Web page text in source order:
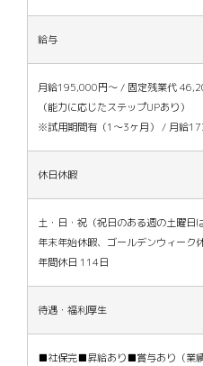
給与
月給195,000円～ / 固定残業代
（能力に応じたステップUPあり）
※試用期間有（1～3ヶ月） / 月給
休日休暇
土・日・祝（祝日のある週の土曜日
年末年始休暇、ゴールデンウィーク
年間休日 114日
待遇・福利厚生
■社保完■昇給あり■賞与あり（業績